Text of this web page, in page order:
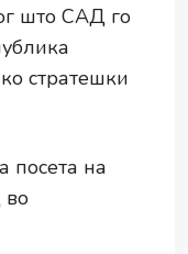
што САД го
стратешки
посета на
во